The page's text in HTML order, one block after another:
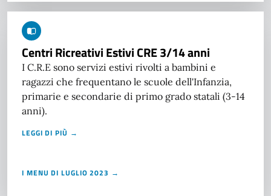
Centri Ricreativi Estivi CRE 3/14 anni
I C.R.E sono servizi estivi rivolti a bambini e
ragazzi che frequentano le scuole dell'Infanzia,
primarie e secondarie di primo grado statali (3-14
anni).
LEGGI DI PIÙ →
I MENU DI LUGLIO 2023 →